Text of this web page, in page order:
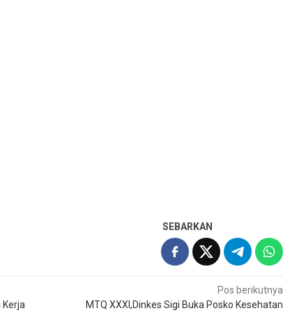
SEBARKAN
Kerja
Pos berikutnya
MTQ XXXI,Dinkes Sigi Buka Posko Kesehatan